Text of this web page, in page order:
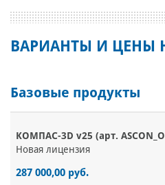
ВАРИАНТЫ И ЦЕНЫ
Базовые продукты
КОМПАС-3D v25 (арт.
Новая лицензия
287 000,00 руб.